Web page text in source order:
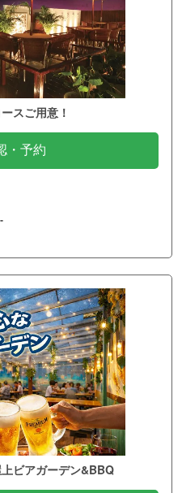
スご用意！
・予約
ビアガーデン&BBQ